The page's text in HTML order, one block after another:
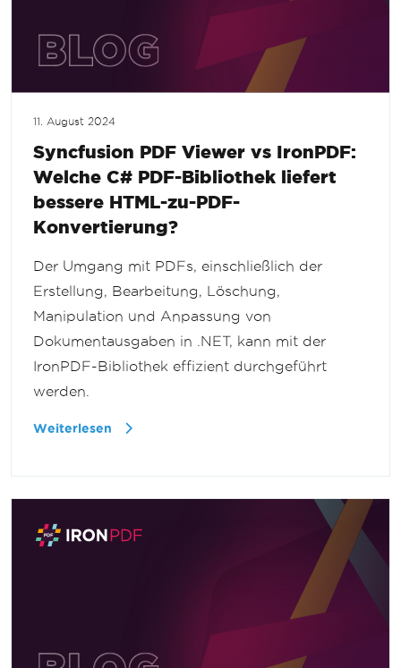
11. August 2024
Syncfusion PDF Viewer vs IronPDF:
Welche C# PDF-Bibliothek liefert
bessere HTML-zu-PDF-
Konvertierung?
Der Umgang mit PDFs, einschließlich der
Erstellung, Bearbeitung, Löschung,
Manipulation und Anpassung von
Dokumentausgaben in .NET, kann mit der
IronPDF-Bibliothek effizient durchgeführt
werden.
Weiterlesen